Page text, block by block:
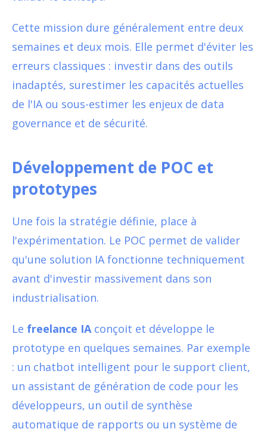
Cette mission dure généralement entre deux
semaines et deux mois. Elle permet d'éviter les
erreurs classiques : investir dans des outils
inadaptés, surestimer les capacités actuelles
de l'IA ou sous-estimer les enjeux de data
governance et de sécurité.
Développement de POC et
prototypes
Une fois la stratégie définie, place à
l'expérimentation. Le POC permet de valider
qu'une solution IA fonctionne techniquement
avant d'investir massivement dans son
industrialisation.
Le freelance IA conçoit et développe le
prototype en quelques semaines. Par exemple
: un chatbot intelligent pour le support client,
un assistant de génération de code pour les
développeurs, un outil de synthèse
automatique de rapports ou un système de